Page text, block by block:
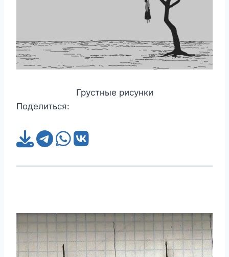
Грустные рисунки
Поделиться: